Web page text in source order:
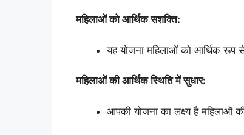
महिलाओं को आर्थिक सशक्ति:
यह योजना महिलाओं को आर्थिक रूप
महिलाओं की आर्थिक स्थिति में सुधार:
आपकी योजना का लक्ष्य है महिलाओं